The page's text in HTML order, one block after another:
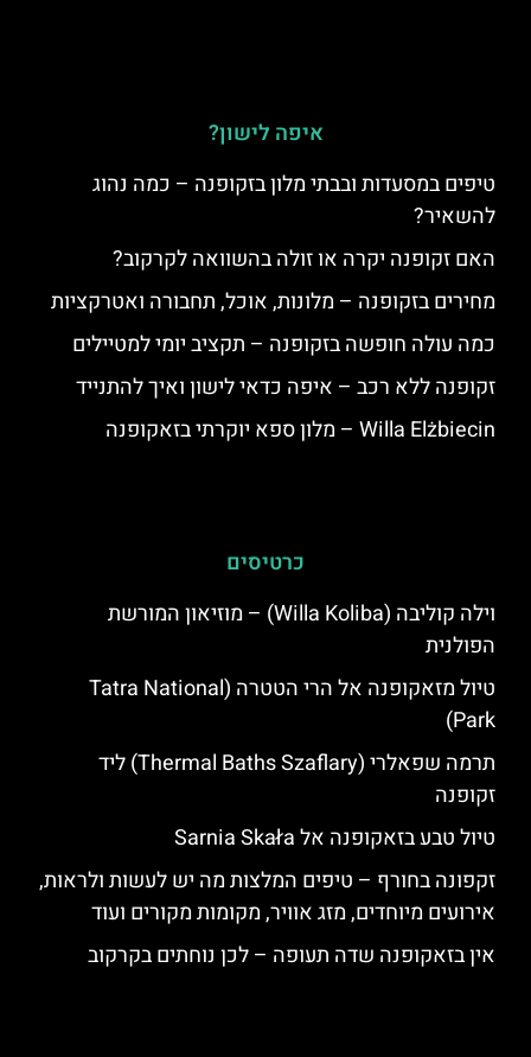
איפה לישון?
טיפים במסעדות ובבתי מלון בזקופנה – כמה נהוג
להשאיר?
האם זקופנה יקרה או זולה בהשוואה לקרקוב?
מחירים בזקופנה – מלונות, אוכל, תחבורה ואטרקציות
כמה עולה חופשה בזקופנה – תקציב יומי למטיילים
זקופנה ללא רכב – איפה כדאי לישון ואיך להתנייד
Willa Elżbiecin – מלון ספא יוקרתי בזאקופנה
כרטיסים
וילה קוליבה (Willa Koliba) – מוזיאון המורשת
הפולנית
טיול מזאקופנה אל הרי הטטרה (Tatra National
Park)
תרמה שפאלרי (Thermal Baths Szaflary) ליד
זקופנה
טיול טבע בזאקופנה אל Sarnia Skała
זקפונה בחורף – טיפים המלצות מה יש לעשות ולראות,
אירועים מיוחדים, מזג אוויר, מקומות מקורים ועוד
אין בזאקופנה שדה תעופה – לכן נוחתים בקרקוב